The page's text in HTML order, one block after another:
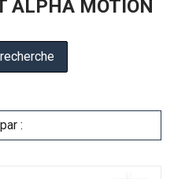
ALPHA MOTION
: